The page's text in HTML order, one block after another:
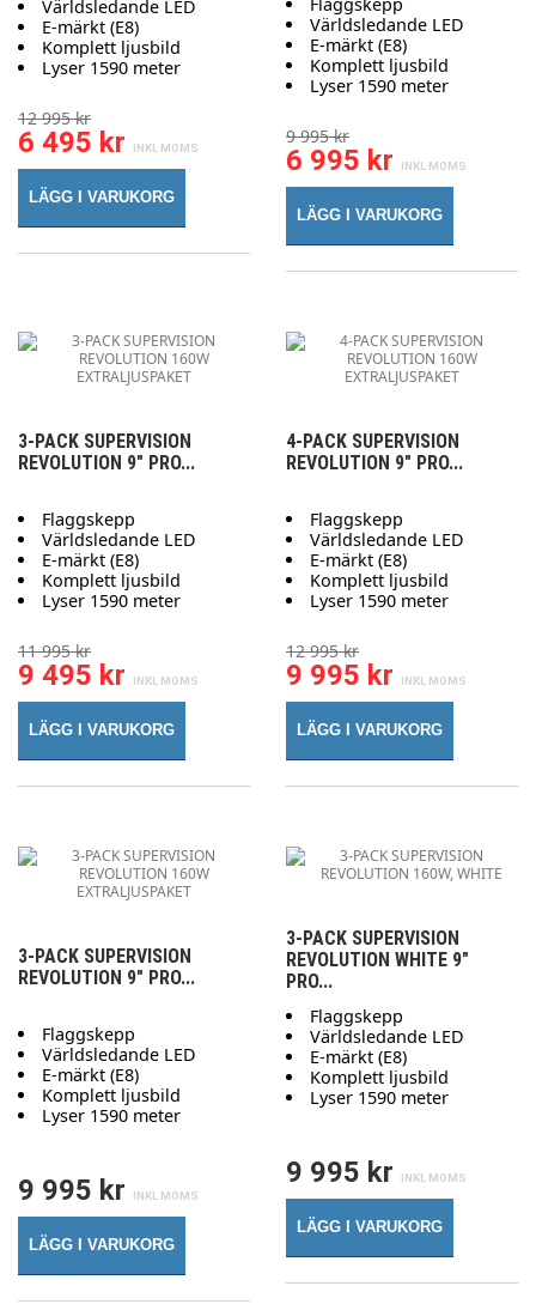
Världsledande LED
E-märkt (E8)
Komplett ljusbild
Lyser 1590 meter
12 995 kr
6 495 kr
LÄGG I VARUKORG
Flaggskepp
Världsledande LED
E-märkt (E8)
Komplett ljusbild
Lyser 1590 meter
9 995 kr
6 995 kr
LÄGG I VARUKORG
3-PACK SUPERVISION
REVOLUTION 9" PRO...
Flaggskepp
Världsledande LED
E-märkt (E8)
Komplett ljusbild
Lyser 1590 meter
11 995 kr
9 495 kr
LÄGG I VARUKORG
4-PACK SUPERVISION
REVOLUTION 9" PRO...
Flaggskepp
Världsledande LED
E-märkt (E8)
Komplett ljusbild
Lyser 1590 meter
12 995 kr
9 995 kr
LÄGG I VARUKORG
3-PACK SUPERVISION
REVOLUTION 9" PRO...
Flaggskepp
Världsledande LED
E-märkt (E8)
Komplett ljusbild
Lyser 1590 meter
9 995 kr
LÄGG I VARUKORG
3-PACK SUPERVISION
REVOLUTION WHITE 9"
PRO...
Flaggskepp
Världsledande LED
E-märkt (E8)
Komplett ljusbild
Lyser 1590 meter
9 995 kr
LÄGG I VARUKORG